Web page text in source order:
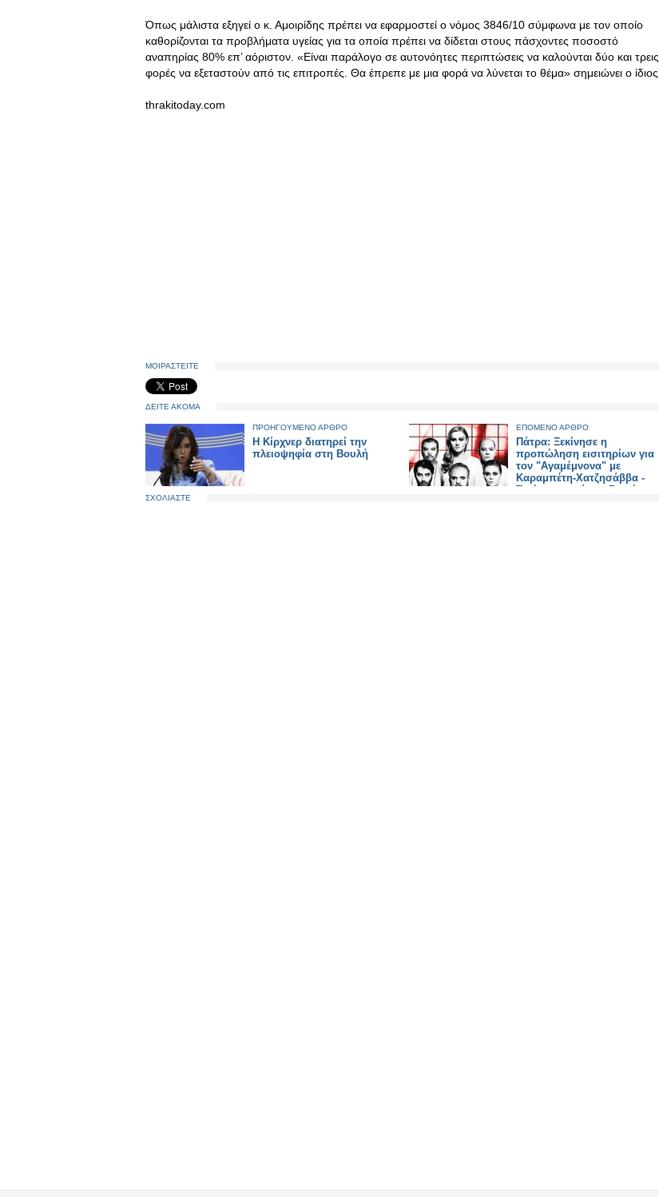
Όπως μάλιστα εξηγεί ο κ. Αμοιρίδης πρέπει να εφαρμοστεί ο νόμος 3846/10 σύμφωνα με τον οποίο
καθορίζονται τα προβλήματα υγείας για τα οποία πρέπει να δίδεται στους πάσχοντες ποσοστό
αναπηρίας 80% επ’ αόριστον. «Είναι παράλογο σε αυτονόητες περιπτώσεις να καλούνται δύο και τρεις
φορές να εξεταστούν από τις επιτροπές. Θα έπρεπε με μια φορά να λύνεται το θέμα» σημειώνει ο ίδιος.
thrakitoday.com
ΜΟΙΡΑΣΤΕΙΤΕ
ΔΕΙΤΕ ΑΚΟΜΑ
ΠΡΟΗΓΟΥΜΕΝΟ ΑΡΘΡΟ
Η Κίρχνερ διατηρεί την
πλειοψηφία στη Βουλή
ΕΠΟΜΕΝΟ ΑΡΘΡΟ
Πάτρα: Ξεκίνησε η
προπώληση εισιτηρίων για
τον "Αγαμέμνονα" με
Καραμπέτη-Χατζησάββα -
Τιμές εισιτηρίων - Σημεία
ΣΧΟΛΙΑΣΤΕ